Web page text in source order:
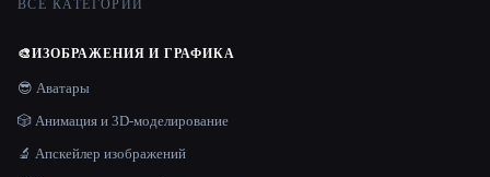
ВСЕ КАТЕГОРИИ
🎨ИЗОБРАЖЕНИЯ И ГРАФИКА
😎 Аватары
🎲 Анимация и 3D-моделирование
🔬 Апскейлер изображений